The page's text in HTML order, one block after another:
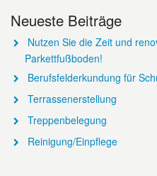
Neueste Beiträge
Nutzen Sie die Zeit und
Parkettfußboden!
Berufsfelderkundung für
Terrassenerstellung
Treppenbelegung
Reinigung/Einpflege